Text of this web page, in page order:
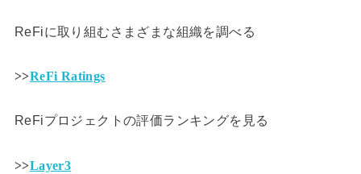
ReFiに取り組むさまざまな組織を調べる
>>ReFi Ratings
ReFiプロジェクトの評価ランキングを見る
>>Layer3